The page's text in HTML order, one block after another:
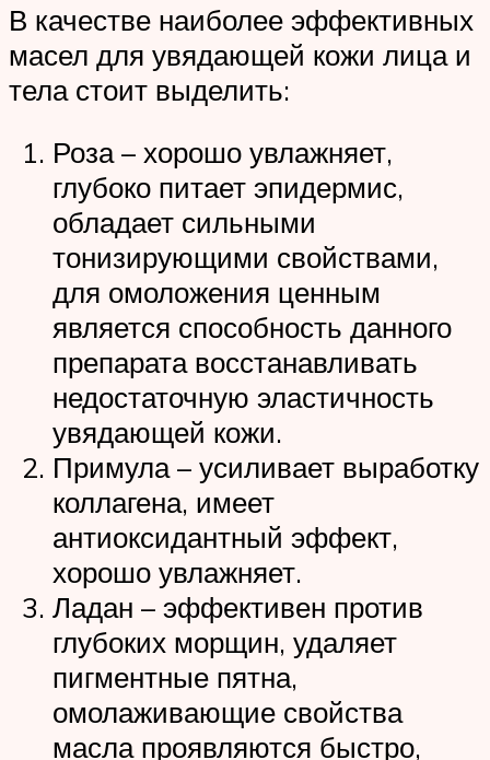
В качестве наиболее эффективных
масел для увядающей кожи лица и
тела стоит выделить:
Роза – хорошо увлажняет,
глубоко питает эпидермис,
обладает сильными
тонизирующими свойствами,
для омоложения ценным
является способность данного
препарата восстанавливать
недостаточную эластичность
увядающей кожи.
Примула – усиливает выработку
коллагена, имеет
антиоксидантный эффект,
хорошо увлажняет.
Ладан – эффективен против
глубоких морщин, удаляет
пигментные пятна,
омолаживающие свойства
масла проявляются быстро,